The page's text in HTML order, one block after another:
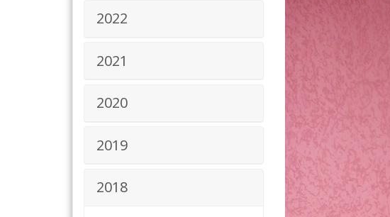
2022
2021
2020
2019
2018